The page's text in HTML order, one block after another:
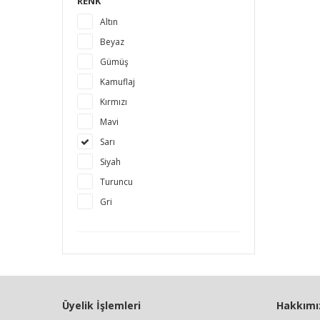
Altın
Beyaz
Gümüş
Kamuflaj
Kırmızı
Mavi
Sarı
Siyah
Turuncu
Gri
Üyelik İşlemleri